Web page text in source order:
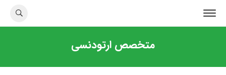
متخصص ارتودنسی